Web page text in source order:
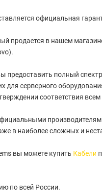
официальная
продается в нашем
предоставить полный
для серверного
соответствия
в наиболее сложных и
вы можете купить Кабели
по всей России.